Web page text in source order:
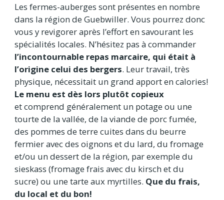
Les fermes-auberges sont présentes en nombre
dans la région de Guebwiller. Vous pourrez donc
vous y revigorer après l’effort en savourant les
spécialités locales. N’hésitez pas à commander
l’incontournable repas marcaire, qui était à
l’origine celui des bergers. Leur travail, très
physique, nécessitait un grand apport en calories!
Le menu est dès lors plutôt copieux
et comprend généralement un potage ou une
tourte de la vallée, de la viande de porc fumée,
des pommes de terre cuites dans du beurre
fermier avec des oignons et du lard, du fromage
et/ou un dessert de la région, par exemple du
sieskass (fromage frais avec du kirsch et du
sucre) ou une tarte aux myrtilles. Que du frais,
du local et du bon!